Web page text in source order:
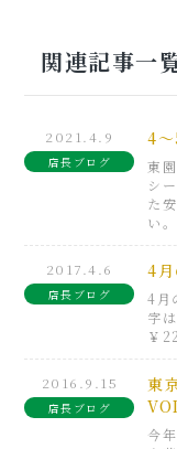
関連記事一
2021.4.9
店長ブログ
4
東
シ
た
い
2017.4.6
店長ブログ
4
4月
字
￥
2016.9.15
店長ブログ
東
今